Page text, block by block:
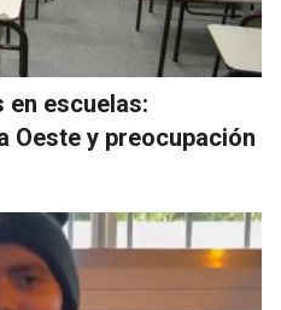
escuelas:
Oeste y preocupación